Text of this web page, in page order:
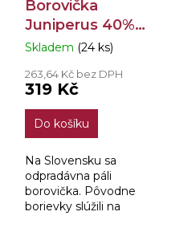
Borovička
Juniperus 40%
0,7l
Průměrné
produktu
je
4,0
5
hvězdiček.
Skladem (24 ks)
263,64 Kč bez DPH
319 Kč
Do košíku
Na Slovensku sa
odpradávna páli
borovička. Pôvodne
borievky slúžili na